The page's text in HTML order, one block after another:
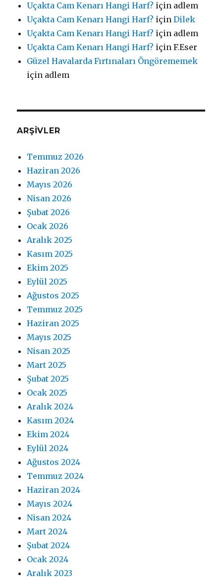
Uçakta Cam Kenarı Hangi Harf? için adlem
Uçakta Cam Kenarı Hangi Harf? içinDilek
Uçakta Cam Kenarı Hangi Harf? için adlem
Uçakta Cam Kenarı Hangi Harf? içinF.Eser
Güzel Havalarda Fırtınaları Öngörememek
için adlem
ARŞIVLER
Temmuz 2026
Haziran 2026
Mayıs 2026
Nisan 2026
Şubat 2026
Ocak 2026
Aralık 2025
Kasım 2025
Ekim 2025
Eylül 2025
Ağustos 2025
Temmuz 2025
Haziran 2025
Mayıs 2025
Nisan 2025
Mart 2025
Şubat 2025
Ocak 2025
Aralık 2024
Kasım 2024
Ekim 2024
Eylül 2024
Ağustos 2024
Temmuz 2024
Haziran 2024
Mayıs 2024
Nisan 2024
Mart 2024
Şubat 2024
Ocak 2024
Aralık 2023